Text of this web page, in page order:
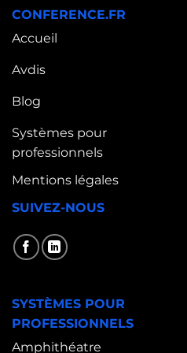
CONFERENCE.FR
Accueil
Avdis
Blog
Systèmes pour
professionnels
Mentions légales
SUIVEZ-NOUS
SYSTÈMES POUR
PROFESSIONNELS
Amphithéatre